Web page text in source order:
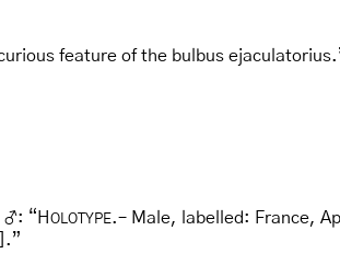
feature of the bulbus
♂: “H OLOTYPE.– Male, labelled: France,